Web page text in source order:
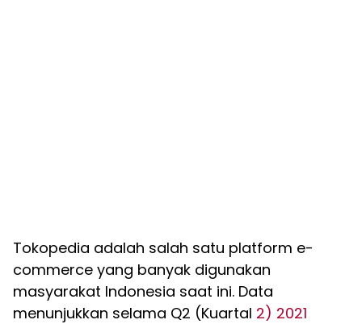
Tokopedia adalah salah satu platform e-
commerce yang banyak digunakan
masyarakat Indonesia saat ini. Data
menunjukkan selama Q2 (Kuartal 2) 2021